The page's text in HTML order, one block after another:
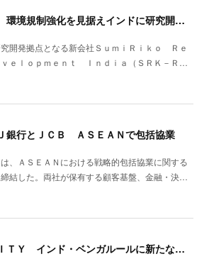
【アジア】住友理工 環境規制強化を見据えインドに研究開発拠点を設立
開発拠点となる新会社ＳｕｍｉＲｉｋｏ Ｒｅ
ｅｌｏｐｍｅｎｔ Ｉｎｄｉａ（ＳＲＫ－Ｒ…
銀行とＪＣＢ ＡＳＥＡＮで包括協業
、ＡＳＥＡＮにおける戦略的包括協業に関する
結した。両社が保有する顧客基盤、金融・決…
【アジア】１ＦＩＮＩＴＹ インド・ベンガルールに新たな拠点子会社を設立